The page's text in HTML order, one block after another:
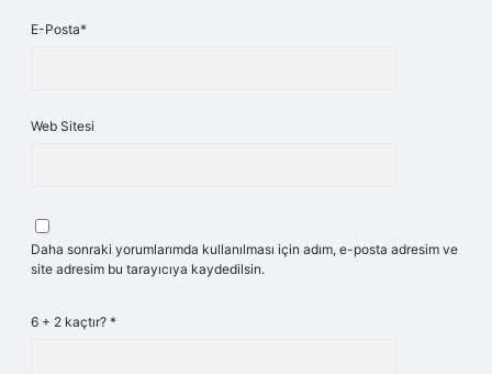
E-Posta*
Web Sitesi
Daha sonraki yorumlarımda kullanılması için adım, e-posta adresim ve
site adresim bu tarayıcıya kaydedilsin.
6 + 2 kaçtır? *